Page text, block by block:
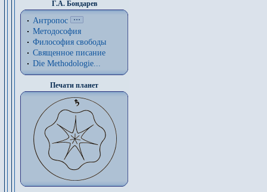
Г.А. Бондарев
Антропос
Методософия
Философия cвободы
Священное писание
Die Methodologie...
Печати планет